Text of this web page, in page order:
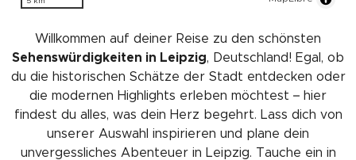
Willkommen auf deiner Reise zu den schönsten
Sehenswürdigkeiten in Leipzig, Deutschland! Egal, ob
du die historischen Schätze der Stadt entdecken oder
die modernen Highlights erleben möchtest – hier
findest du alles, was dein Herz begehrt. Lass dich von
unserer Auswahl inspirieren und plane dein
unvergessliches Abenteuer in Leipzig. Tauche ein in